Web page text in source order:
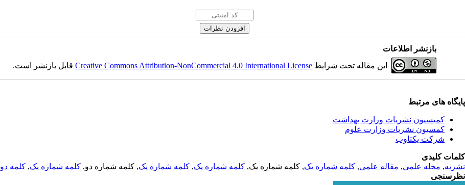
بازنشر اطلاعات
این مقاله تحت شرایط Creative Commons Attribution-NonCommercial 4.0 International Licenseقابل بازنشر است.
پایگاه های مرتبط
کمیسیون نشریات وزارت بهداشت
کمسیون نشریات وزارت علوم
شرکت یکتاوب
کلمات کلیدی
نشریه, مجله علمی, مقاله علمی, کلمه شماره یک, کلمه شماره یک, کلمه شماره یک, کلمه شماره یک, کلمه شماره دو, کلمه شماره یک, کلمه دو
نظرسنجی